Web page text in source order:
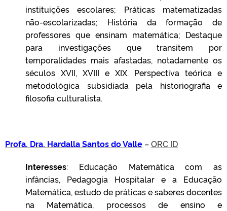
instituições escolares; Práticas matematizadas
não-escolarizadas; História da formação de
professores que ensinam matemática; Destaque
para investigações que transitem por
temporalidades mais afastadas, notadamente os
séculos XVII, XVIII e XIX. Perspectiva teórica e
metodológica subsidiada pela historiografia e
filosofia culturalista.
Profa. Dra. Hardalla Santos do Valle –ORC ID
Interesses: Educação Matemática com as
infâncias, Pedagogia Hospitalar e a Educação
Matemática, estudo de práticas e saberes docentes
na Matemática, processos de ensino e